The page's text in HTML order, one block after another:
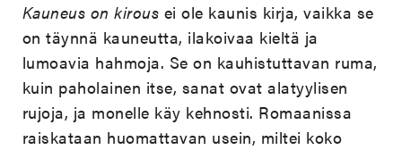
Kauneus on kirous ei ole kaunis kirja, vaikka se
on täynnä kauneutta, ilakoivaa kieltä ja
lumoavia hahmoja. Se on kauhistuttavan ruma,
kuin paholainen itse, sanat ovat alatyylisen
rujoja, ja monelle käy kehnosti. Romaanissa
raiskataan huomattavan usein, miltei koko